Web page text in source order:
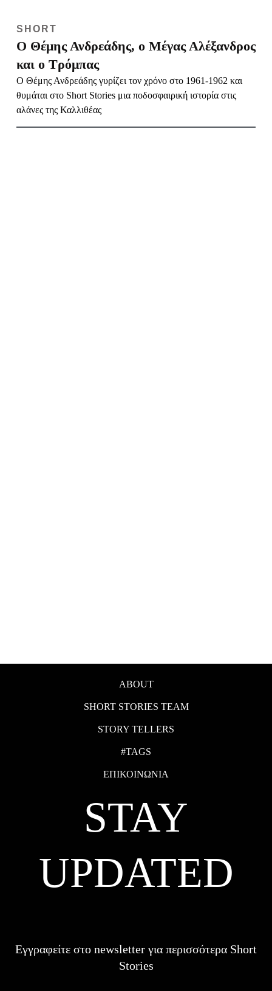
SHORT
Ο Θέμης Ανδρεάδης, ο Μέγας Αλέξανδρος
και ο Τρόμπας
Ο Θέμης Ανδρεάδης γυρίζει τον χρόνο στο 1961-1962 και
θυμάται στο Short Stories μια ποδοσφαιρική ιστορία στις
αλάνες της Καλλιθέας
ABOUT
SHORT STORIES TEAM
STORY TELLERS
#TAGS
ΕΠΙΚΟΙΝΩΝΙΑ
STAY
UPDATED
Εγγραφείτε στο newsletter για περισσότερα Short
Stories